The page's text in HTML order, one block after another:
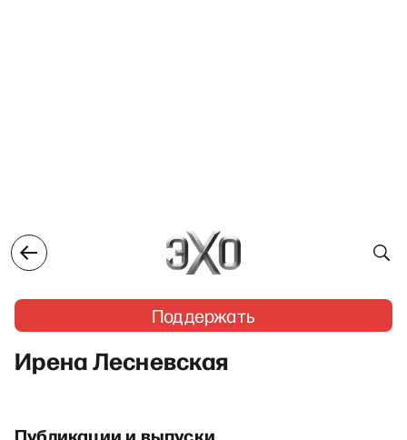
Поддержать
Ирена Лесневская
Публикации и выпуски